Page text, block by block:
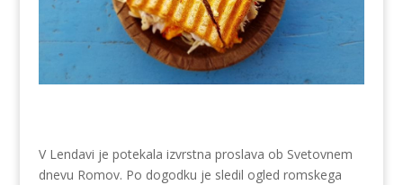
V Lendavi je potekala izvrstna proslava ob Svetovnem
dnevu Romov. Po dogodku je sledil ogled romskega